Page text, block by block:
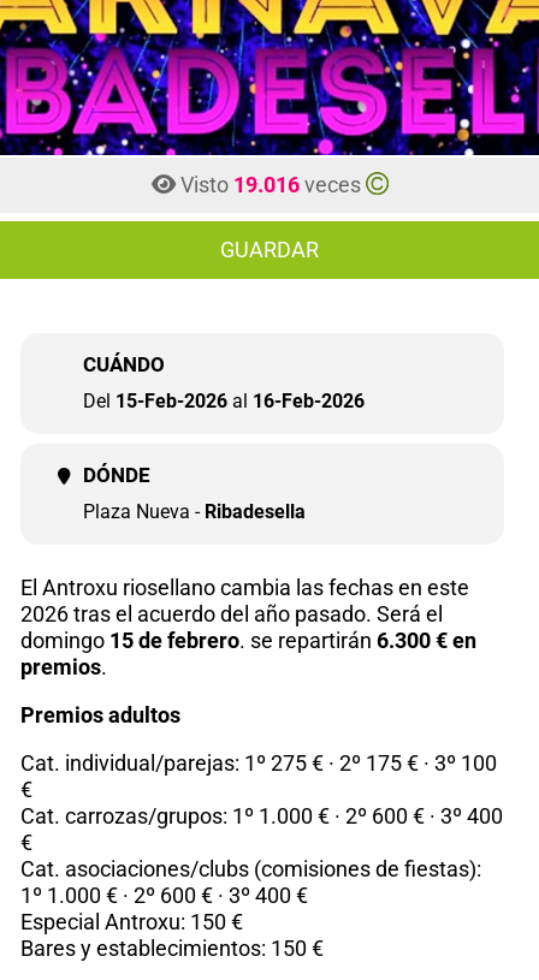
Visto 19.016veces
GUARDAR
CUÁNDO
Del 15-Feb-2026 al 16-Feb-2026
DÓNDE
Plaza Nueva - Ribadesella
El Antroxu riosellano cambia las fechas en este
2026 tras el acuerdo del año pasado. Será el
domingo 15 de febrero. se repartirán 6.300 € en
premios.
Premios adultos
Cat. individual/parejas: 1º 275 € · 2º 175 € · 3º 100
€
Cat. carrozas/grupos: 1º 1.000 € · 2º 600 € · 3º 400
€
Cat. asociaciones/clubs (comisiones de fiestas):
1º 1.000 € · 2º 600 € · 3º 400 €
Especial Antroxu: 150 €
Bares y establecimientos: 150 €